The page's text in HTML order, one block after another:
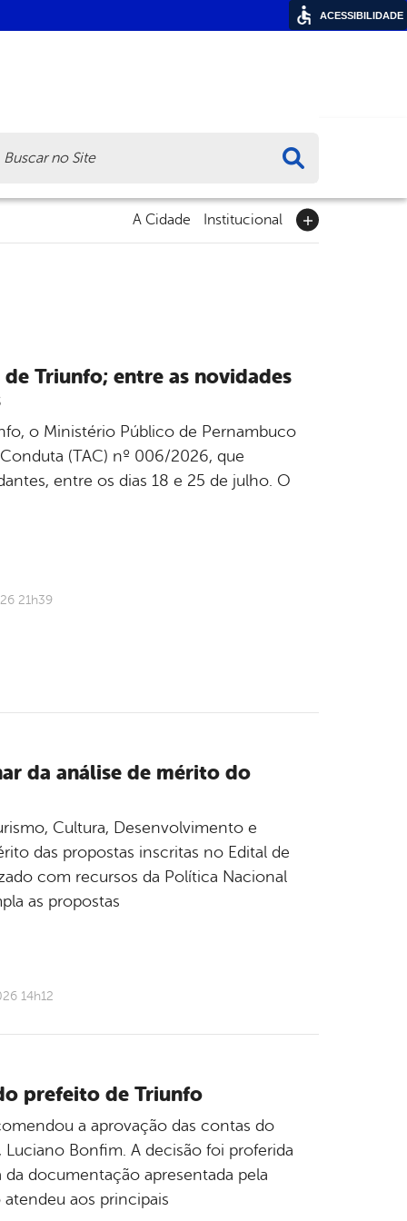
A Cidade Institucional
de Triunfo; entre as novidades
o Ministério Público de Pernambuco
(TAC) nº 006/2026, que
entre os dias 18 e 25 de julho. O
21h39
da análise de mérito do
Cultura, Desenvolvimento e
das propostas inscritas no Edital de
com recursos da Política Nacional
as propostas
14h12
prefeito de Triunfo
a aprovação das contas do
Bonfim. A decisão foi proferida
documentação apresentada pela
aos principais
ACESSIBILIDADE